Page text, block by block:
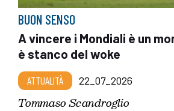
BUON SENSO
A vincere i Mondiali è un
è stanco del woke
ATTUALITÀ 22_07_2026
Tommaso Scandroglio